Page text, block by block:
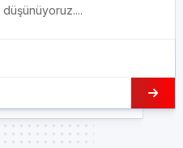
düşünüyoruz....